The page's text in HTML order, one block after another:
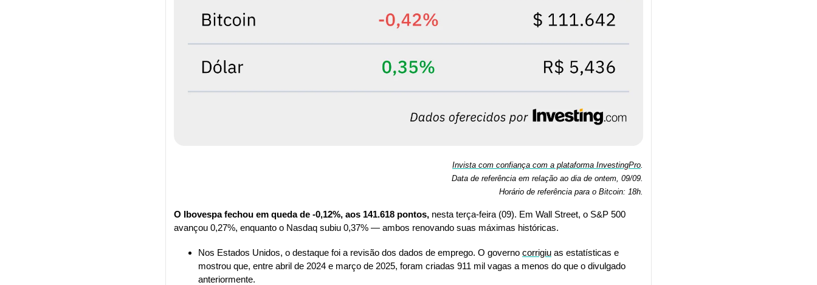
Invista com confiança com a plataforma InvestingPro
Data de referência em relação ao dia de ontem, 09/09.
Horário de referência para o Bitcoin: 18h
O Ibovespa fechou em queda de -0,12%, aos 141.618 pontos, nesta terça-feira (09). Em Wall Street, o S&P 500
avançou 0,27%, enquanto o Nasdaq subiu 0,37% — ambos renovando suas máximas históricas.
Nos Estados Unidos, o destaque foi a revisão dos dados de emprego. O governo corrigiu as estatísticas e
mostrou que, entre abril de 2024 e março de 2025, foram criadas 911 mil vagas a menos do que o divulgado
anteriormente.